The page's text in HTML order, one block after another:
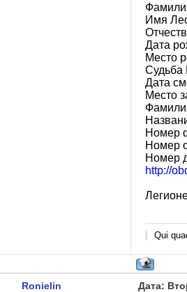
Имя
Дата
Место
Судьба
Дата
Место
Номер
Номер
Номер
http://
Qui
Ronielin Дата: